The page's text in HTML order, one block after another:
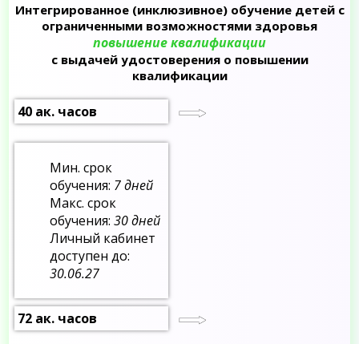
Интегрированное (инклюзивное) обучение детей с
ограниченными возможностями здоровья
повышение квалификации
с выдачей удостоверения о повышении
квалификации
40 ак. часов
Мин. срок
обучения: 7 дней
Макс. срок
обучения:30 дней
Личный кабинет
доступен до:
30.06.27
72 ак. часов